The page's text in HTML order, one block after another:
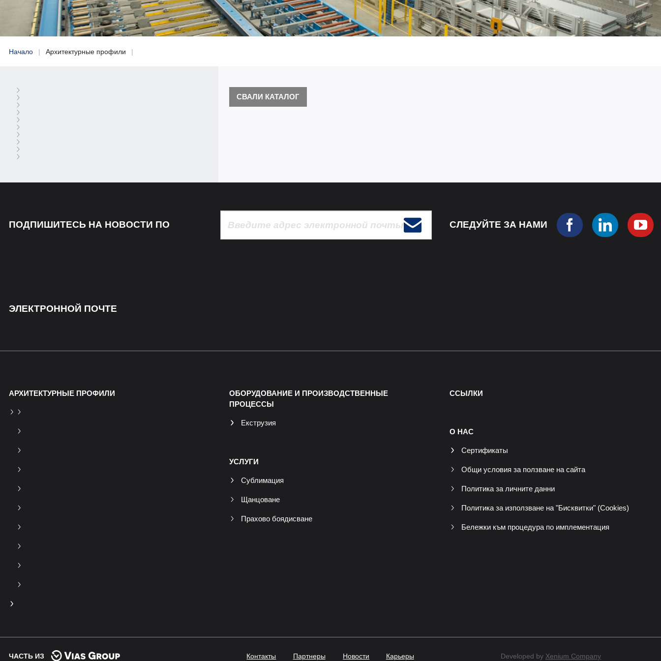
Начало | Архитектурные профили |
СВАЛИ КАТАЛОГ
ПОДПИШИТЕСЬ НА НОВОСТИ ПО
ЭЛЕКТРОННОЙ ПОЧТЕ
СЛЕДУЙТЕ ЗА НАМИ
АРХИТЕКТУРНЫЕ ПРОФИЛИ
ОБОРУДОВАНИЕ И ПРОИЗВОДСТВЕННЫЕ
ПРОЦЕССЫ
Екструзия
УСЛУГИ
Сублимация
Щанцоване
Прахово боядисване
ССЫЛКИ
О НАС
Сертификаты
Общи условия за ползване на сайта
Политика за личните данни
Политика за използване на "Бисквитки" (Cookies)
Бележки към процедура по имплементация
ЧАСТЬ ИЗ Контакты Партнеры Новости Карьеры Developed by Xenium Company